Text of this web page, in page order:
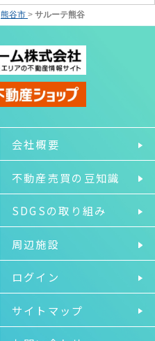
熊谷市 > サルーテ熊谷
会社概要
不動産売買の豆知識
SDGSの取り組み
周辺施設
ログイン
サイトマップ